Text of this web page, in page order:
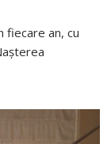
fiecare an, cu